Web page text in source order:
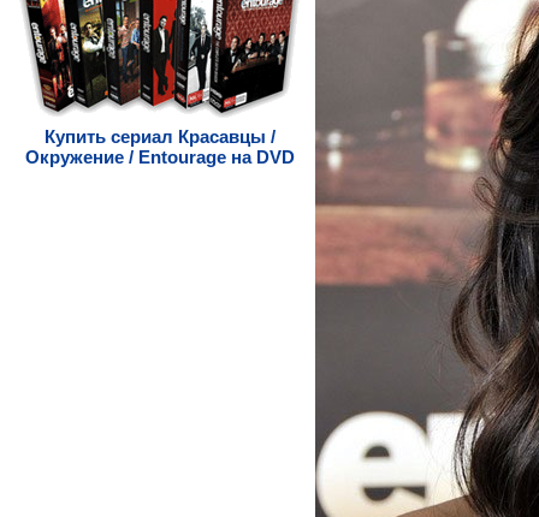
Купить сериал Красавцы /
Окружение / Entourage на DVD